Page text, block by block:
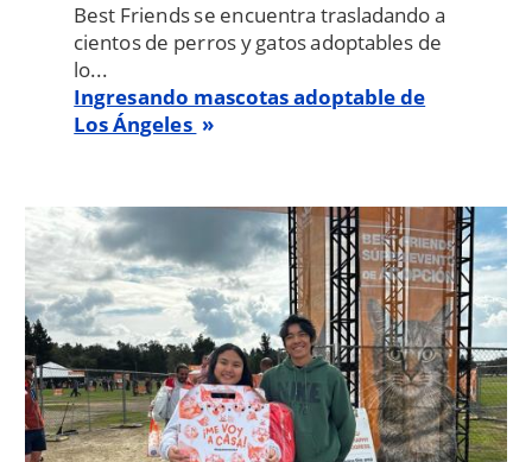
Best Friends se encuentra trasladando a
cientos de perros y gatos adoptables de
lo...
Ingresando mascotas adoptable de
Los Ángeles
Image